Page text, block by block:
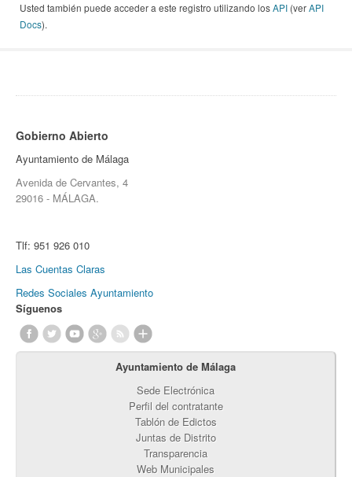
Usted también puede acceder a este registro utilizando losAPI (verAPI
Docs).
Gobierno Abierto
Ayuntamiento de Málaga
Avenida de Cervantes, 4
29016 - MÁLAGA.
Tlf: 951 926 010
Las Cuentas Claras
Redes Sociales Ayuntamiento
Síguenos
Ayuntamiento de Málaga
Sede Electrónica
Perfil del contratante
Tablón de Edictos
Juntas de Distrito
Transparencia
Web Municipales